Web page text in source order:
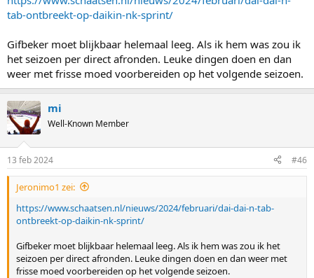
tab-ontbreekt-op-daikin-nk-sprint/
Gifbeker moet blijkbaar helemaal leeg. Als ik hem was zou ik
het seizoen per direct afronden. Leuke dingen doen en dan
weer met frisse moed voorbereiden op het volgende seizoen.
mi
Well-Known Member
13 feb 2024 #46
Jeronimo1 zei:
https://www.schaatsen.nl/nieuws/2024/februari/dai-dai-n-tab-
ontbreekt-op-daikin-nk-sprint/
Gifbeker moet blijkbaar helemaal leeg. Als ik hem was zou ik het
seizoen per direct afronden. Leuke dingen doen en dan weer met
frisse moed voorbereiden op het volgende seizoen.